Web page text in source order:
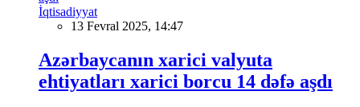
İqtisadiyyat
13 Fevral 2025, 14:47
Azərbaycanın xarici valyuta
ehtiyatları xarici borcu 14 dəfə aşdı